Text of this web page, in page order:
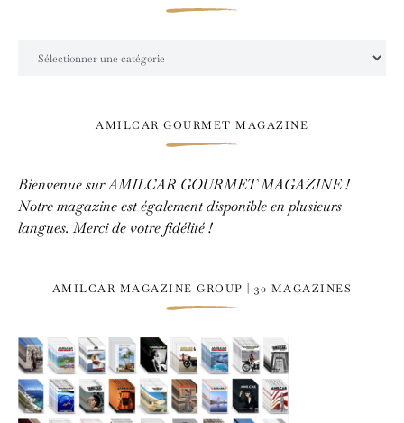
AMILCAR GOURMET MAGAZINE
Bienvenue sur AMILCAR GOURMET MAGAZINE !
Notre magazine est également disponible en plusieurs
langues. Merci de votre fidélité !
AMILCAR MAGAZINE GROUP | 30 MAGAZINES